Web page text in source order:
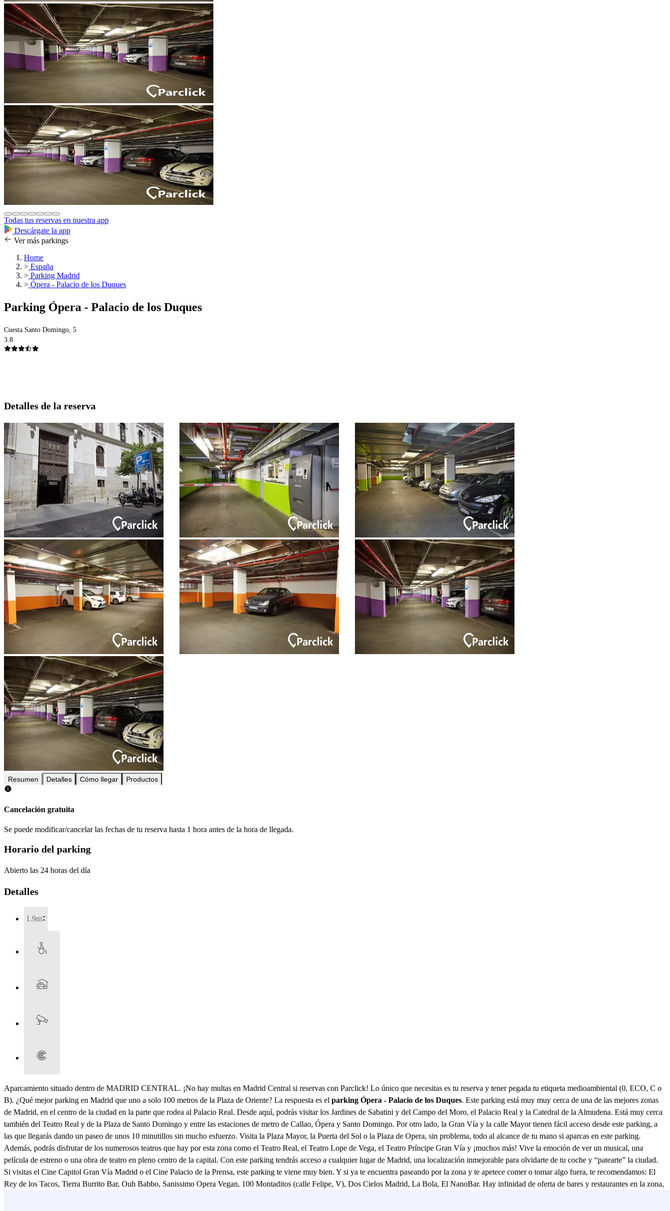
Todas tus reservas en nuestra app
Descárgate la app
Ver más parkings
Home
> España
> Parking Madrid
> Ópera - Palacio de los Duques
Parking Ópera - Palacio de los Duques
Cuesta Santo Domingo, 5
3.8
Detalles de la reserva
Resumen Detalles Cómo llegar Productos
Cancelación gratuita
Se puede modificar/cancelar las fechas de tu reserva hasta 1 hora antes de la hora de llegada.
Horario del parking
Abierto las 24 horas del día
Detalles
1.9m
Aparcamiento situado dentro de MADRID CENTRAL. ¡No hay multas en Madrid Central si reservas con Parclick! Lo único que necesitas es tu reserva y tener pegada tu etiqueta medioambiental (0, ECO, C o
B). ¿Qué mejor parking en Madrid que uno a solo 100 metros de la Plaza de Oriente? La respuesta es el parking Ópera - Palacio de los Duques. Este parking está muy muy cerca de una de las mejores zonas
de Madrid, en el centro de la ciudad en la parte que rodea al Palacio Real. Desde aquí, podrás visitar los Jardines de Sabatini y del Campo del Moro, el Palacio Real y la Catedral de la Almudena. Está muy cerca
también del Teatro Real y de la Plaza de Santo Domingo y entre las estaciones de metro de Callao, Ópera y Santo Domingo. Por otro lado, la Gran Vía y la calle Mayor tienen fácil acceso desde este parking, a
las que llegarás dando un paseo de unos 10 minutillos sin mucho esfuerzo. Visita la Plaza Mayor, la Puerta del Sol o la Plaza de Opera, sin problema, todo al alcance de tu mano si aparcas en este parking.
Además, podrás disfrutar de los numerosos teatros que hay por esta zona como el Teatro Real, el Teatro Lope de Vega, el Teatro Príncipe Gran Vía y ¡muchos más! Vive la emoción de ver un musical, una
película de estreno o una obra de teatro en pleno centro de la capital. Con este parking tendrás acceso a cualquier lugar de Madrid, una localización inmejorable para olvidarte de tu coche y “patearte” la ciudad.
Si visitas el Cine Capitol Gran Vía Madrid o el Cine Palacio de la Prensa, este parking te viene muy bien. Y si ya te encuentra paseando por la zona y te apetece comer o tomar algo fuera, te recomendamos: El
Rey de los Tacos, Tierra Burrito Bar, Ouh Babbo, Sanissimo Opera Vegan, 100 Montaditos (calle Felipe, V), Dos Cielos Madrid, La Bola, El NanoBar. Hay infinidad de oferta de bares y restaurantes en la zona,